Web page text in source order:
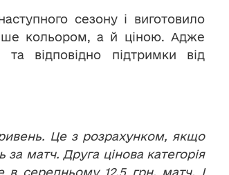
сезону і виготовило
кольором, а й ціною. Адже
відповідно підтримки від
Це з розрахунком, якщо
матч. Друга цінова категорія
в середньому 12,5 грн. матч. І